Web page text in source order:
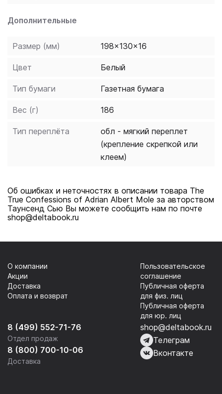
Дополнительные
Размер (мм) 198x130x16
Цвет Белый
Тип бумаги Газетная бумага
Вес (г) 186
Тип переплёта
обл - мягкий переплет
(крепление скрепкой или
клеем)
Об ошибках и неточностях в описании товара The
True Confessions of Adrian Albert Mole за авторством
Таунсенд Сью Вы можете сообщить нам по почте
shop@deltabook.ru
8 (499) 552-71-76
Отдел продаж
8 (800) 700-10-06
Доставка
О компании
Акции
Доставка
Оплата и возврат
Пользовательское
соглашение
Публичная оферта
для физ. лиц
Публичная оферта
для юр. лиц
shop@deltabook.ru
Телеграм
Вконтакте